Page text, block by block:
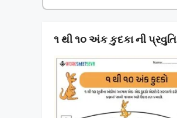
૧ થી ૧૦ અંક કુદકા ની પ્રવુતિ